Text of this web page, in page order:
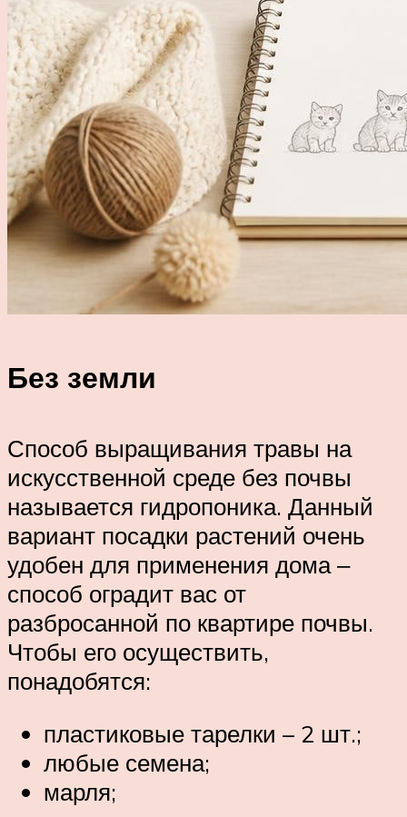
Без земли
Способ выращивания травы на
искусственной среде без почвы
называется гидропоника. Данный
вариант посадки растений очень
удобен для применения дома ‒
способ оградит вас от
разбросанной по квартире почвы.
Чтобы его осуществить,
понадобятся:
пластиковые тарелки – 2 шт.;
любые семена;
марля;